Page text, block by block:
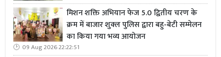
मिशन शक्ति अभियान फेज 5.0 द्वितीय चरण के
क्रम में बाजार शुक्ल पुलिस द्वारा बहु-बेटी सम्मेलन
का किया गया भव्य आयोजन
09 Aug 2026 22:22:51